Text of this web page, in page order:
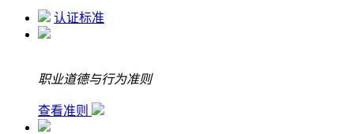
认证标准
职业道德与行为准则
查看准则